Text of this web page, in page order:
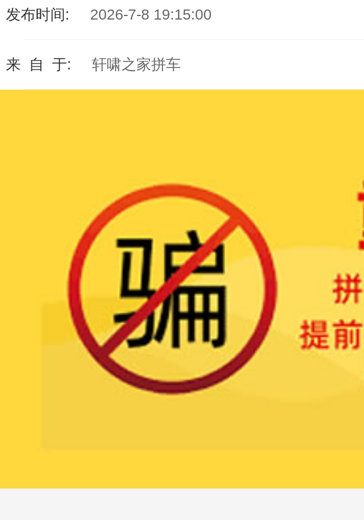
发布时间: 2026-7-8 19:15:00
来 自 于: 轩啸之家拼车